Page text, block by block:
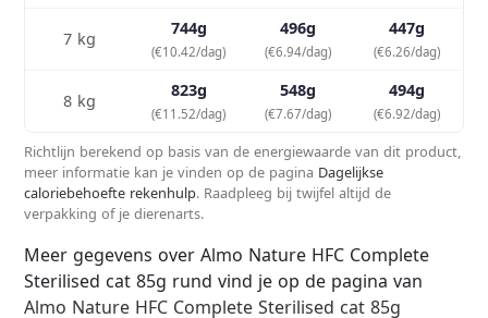
7 kg
744g
(€10.42/dag)
496g
(€6.94/dag)
447g
(€6.26/dag)
8 kg
823g
(€11.52/dag)
548g
(€7.67/dag)
494g
(€6.92/dag)
Richtlijn berekend op basis van de energiewaarde van dit product,
meer informatie kan je vinden op de pagina Dagelijkse
caloriebehoefte rekenhulp. Raadpleeg bij twijfel altijd de
verpakking of je dierenarts.
Meer gegevens over Almo Nature HFC Complete
Sterilised cat 85g rund vind je op de pagina van
Almo Nature HFC Complete Sterilised cat 85g